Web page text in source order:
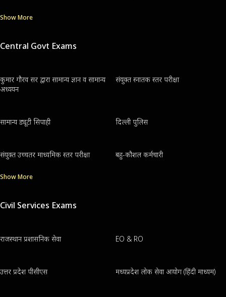
Show More
Central Govt Exams
कुमार गौरव सर द्वारा सामान्य ज्ञान व सामान्य
अध्ययन
संयुक्त स्नातक स्तर परीक्षा
सामान्य ड्यूटी सिपाही दिल्ली पुलिस
संयुक्त उच्चतर माध्यमिक स्तर परीक्षा बहु-कौशल कर्मचारी
Show More
Civil Services Exams
राजस्थान प्रशासनिक सेवा EO & RO
उत्तर प्रदेश पीसीएस मध्यप्रदेश लोक सेवा आयोग (हिंदी माध्यम)